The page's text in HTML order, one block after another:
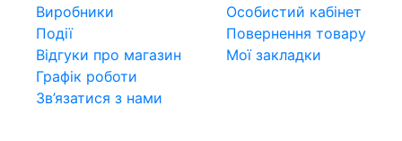
Виробники
Події
Відгуки про магазин
Графік роботи
Зв’язатися з нами
Особистий кабінет
Повернення товару
Мої закладки